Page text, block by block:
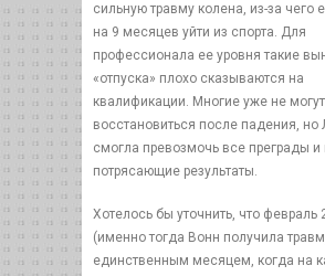
сильную травму колена, из-за чего
на 9 месяцев уйти из спорта. Для
профессионала ее уровня такие
«отпуска» плохо сказываются на
квалификации. Многие уже не могут
восстановиться после падения, но
смогла превозмочь все преграды и
потрясающие результаты.
Хотелось бы уточнить, что февраль
(именно тогда Вонн получила
единственным месяцем, когда на